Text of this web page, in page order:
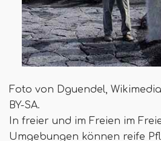
Foto von Dguendel,
BY-SA.
In freier und im Freien im
Umgebungen können reife